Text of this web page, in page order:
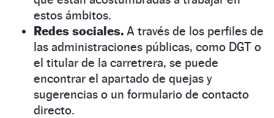
estos ámbitos.
Redes sociales. A través de los perfiles de
las administraciones públicas, como DGT o
el titular de la carretrera, se puede
encontrar el apartado de quejas y
sugerencias o un formulario de contacto
directo.